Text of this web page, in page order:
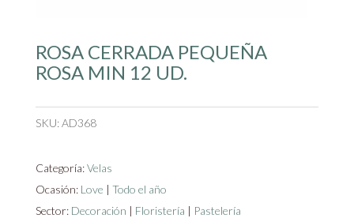
ROSA CERRADA PEQUEÑA
ROSA MIN 12 UD.
SKU:AD368
Categoría:Velas
Ocasión: Love | Todo el año
Sector: Decoración | Floristería | Pastelería